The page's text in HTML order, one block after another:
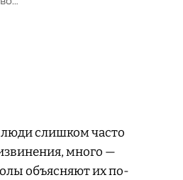
слишком часто
много —
объясняют их по-